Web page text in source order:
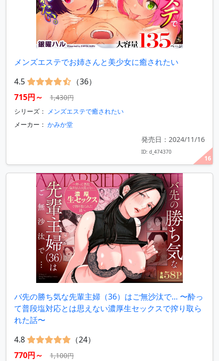
16
メンズエステでお姉さんと美少女に癒されたい
4.5
（36）
715円～
1,430円
シリーズ： メンズエステで癒されたい
メーカー： かみか堂
発売日：2024/11/16
ID: d_474370
バ先の勝ち気な先輩主婦（36）はご無沙汰で… 〜酔っ
て普段塩対応とは思えない濃厚生セックスで搾り取ら
れた話〜
4.8
（24）
770円～
1,100円